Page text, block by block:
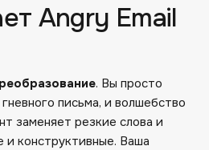
Angry Email
. Вы просто
письма, и волшебство
заменяет резкие слова и
и конструктивные. Ваша